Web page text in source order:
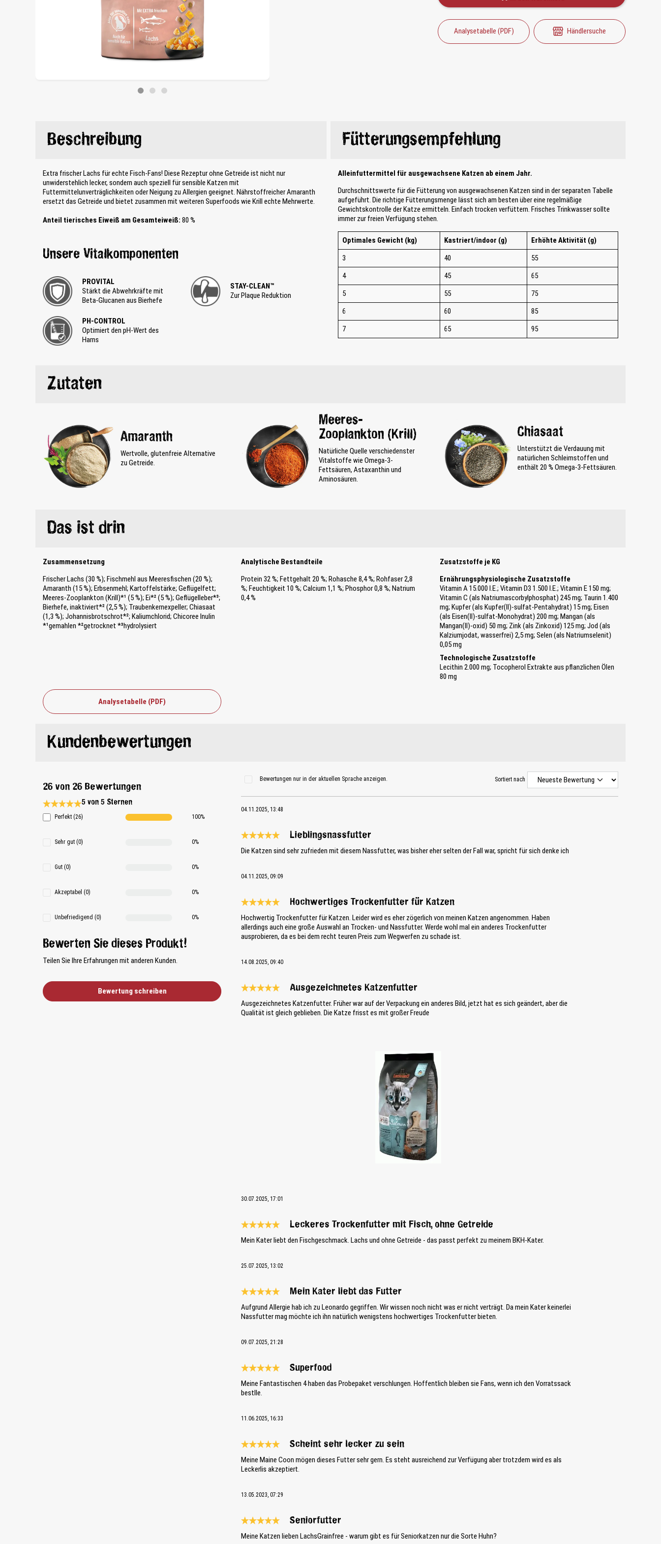
Analysetabelle (PDF) Händlersuche
Beschreibung
Extra frischer Lachs für echte Fisch-Fans! Diese Rezeptur ohne Getreide ist nicht nur
unwiderstehlich lecker, sondern auch speziell für sensible Katzen mit
Futtermittelunverträglichkeiten oder Neigung zu Allergien geeignet. Nährstoffreicher Amaranth
ersetzt das Getreide und bietet zusammen mit weiteren Superfoods wie Krill echte Mehrwerte.
Anteil tierisches Eiweiß am Gesamteiweiß: 80 %
Unsere Vitalkomponenten
PROVITAL
Stärkt die Abwehrkräfte mit
Beta-Glucanen aus Bierhefe
STAY-CLEAN™
Zur Plaque Reduktion
PH-CONTROL
Optimiert den pH-Wert des
Harns
Zutaten
Amaranth
Wertvolle, glutenfreie Alternative
zu Getreide.
Meeres-
Zooplankton (Krill)
Natürliche Quelle verschiedenster
Vitalstoffe wie Omega-3-
Fettsäuren, Astaxanthin und
Aminosäuren.
Chiasaat
Unterstützt die Verdauung mit
natürlichen Schleimstoffen und
enthält 20 % Omega-3-Fettsäuren.
Fütterungsempfehlung
Alleinfuttermittel für ausgewachsene Katzen ab einem Jahr.
Durchschnittswerte für die Fütterung von ausgewachsenen Katzen sind in der separaten Tabelle
aufgeführt. Die richtige Fütterungsmenge lässt sich am besten über eine regelmäßige
Gewichtskontrolle der Katze ermitteln. Einfach trocken verfüttern. Frisches Trinkwasser sollte
immer zur freien Verfügung stehen.
Optimales Gewicht (kg) Kastriert/indoor (g)
Erhöhte Aktivität (g)
3
40
55
4
45
65
5
55
75
6
60
85
7
65 95
Das ist drin
Zusammensetzung
Frischer Lachs (30 %); Fischmehl aus Meeresfischen (20 %);
Amaranth (15 %); Erbsenmehl; Kartoffelstärke; Geflügelfett;
Meeres-Zooplankton (Krill)*¹ (5 %); Ei*² (5 %); Geflügelleber*³;
Bierhefe, inaktiviert*² (2,5 %); Traubenkernexpeller; Chiasaat
(1,3 %); Johannisbrotschrot*²; Kaliumchlorid; Chicoree Inulin
*¹gemahlen *²getrocknet *³hydrolysiert
Analytische Bestandteile
Protein 32 %; Fettgehalt 20 %; Rohasche 8,4 %; Rohfaser 2,8
%; Feuchtigkeit 10 %; Calcium 1,1 %; Phosphor 0,8 %; Natrium
0,4 %
Zusatzstoffe je KG
Ernährungsphysiologische Zusatzstoffe
Vitamin A 15.000 I.E.; Vitamin D3 1.500 I.E.; Vitamin E 150 mg;
Vitamin C (als Natriumascorbylphosphat) 245 mg; Taurin 1.400
mg; Kupfer (als Kupfer(II)-sulfat-Pentahydrat) 15 mg; Eisen
(als Eisen(II)-sulfat-Monohydrat) 200 mg; Mangan (als
Mangan(II)-oxid) 50 mg; Zink (als Zinkoxid) 125 mg; Jod (als
Kalziumjodat, wasserfrei) 2,5 mg; Selen (als Natriumselenit)
0,05 mg
Technologische Zusatzstoffe
Lecithin 2.000 mg; Tocopherol Extrakte aus pflanzlichen Ölen
80 mg
Analysetabelle (PDF)
Kundenbewertungen
26 von 26 Bewertungen
Durchschnittliche Bewertung 5 von 5 Sternen
5 von 5 Sternen
Perfekt (26) 100%
Sehr gut (0) 0%
Gut (0) 0%
Akzeptabel (0) 0%
Unbefriedigend (0) 0%
Bewerten Sie dieses Produkt!
Teilen Sie Ihre Erfahrungen mit anderen Kunden.
Bewertung schreiben
Bewertungen nur in der aktuellen Sprache anzeigen. Sortiert nach
04.11.2025, 13:48
Lieblingsnassfutter
Die Katzen sind sehr zufrieden mit diesem Nassfutter, was bisher eher selten der Fall war, spricht für sich denke ich
04.11.2025, 09:09
Hochwertiges Trockenfutter für Katzen
Hochwertig Trockenfutter für Katzen. Leider wird es eher zögerlich von meinen Katzen angenommen. Haben
allerdings auch eine große Auswahl an Trocken- und Nassfutter. Werde wohl mal ein anderes Trockenfutter
ausprobieren, da es bei dem recht teuren Preis zum Wegwerfen zu schade ist.
14.08.2025, 09:40
Ausgezeichnetes Katzenfutter
Ausgezeichnetes Katzenfutter. Früher war auf der Verpackung ein anderes Bild, jetzt hat es sich geändert, aber die
Qualität ist gleich geblieben. Die Katze frisst es mit großer Freude
30.07.2025, 17:01
Leckeres Trockenfutter mit Fisch, ohne Getreide
Mein Kater liebt den Fischgeschmack. Lachs und ohne Getreide - das passt perfekt zu meinem BKH-Kater.
25.07.2025, 13:02
Mein Kater liebt das Futter
Aufgrund Allergie hab ich zu Leonardo gegriffen. Wir wissen noch nicht was er nicht verträgt. Da mein Kater keinerlei
Nassfutter mag möchte ich ihn natürlich wenigstens hochwertiges Trockenfutter bieten.
09.07.2025, 21:28
Superfood
Meine Fantastischen 4 haben das Probepaket verschlungen. Hoffentlich bleiben sie Fans, wenn ich den Vorratssack
bestlle.
11.06.2025, 16:33
Scheint sehr lecker zu sein
Meine Maine Coon mögen dieses Futter sehr gern. Es steht ausreichend zur Verfügung aber trotzdem wird es als
Leckerlis akzeptiert.
13.05.2023, 07:29
Seniorfutter
Meine Katzen lieben LachsGrainfree - warum gibt es für Seniorkatzen nur die Sorte Huhn?